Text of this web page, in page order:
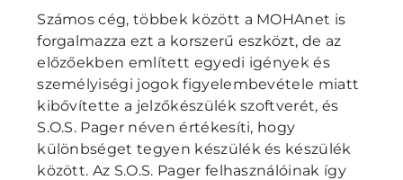
Számos cég, többek között a MOHAnet is
forgalmazza ezt a korszerű eszközt, de az
előzőekben említett egyedi igények és
személyiségi jogok figyelembevétele miatt
kibővítette a jelzőkészülék szoftverét, és
S.O.S. Pager néven értékesíti, hogy
különbséget tegyen készülék és készülék
között. Az S.O.S. Pager felhasználóinak így